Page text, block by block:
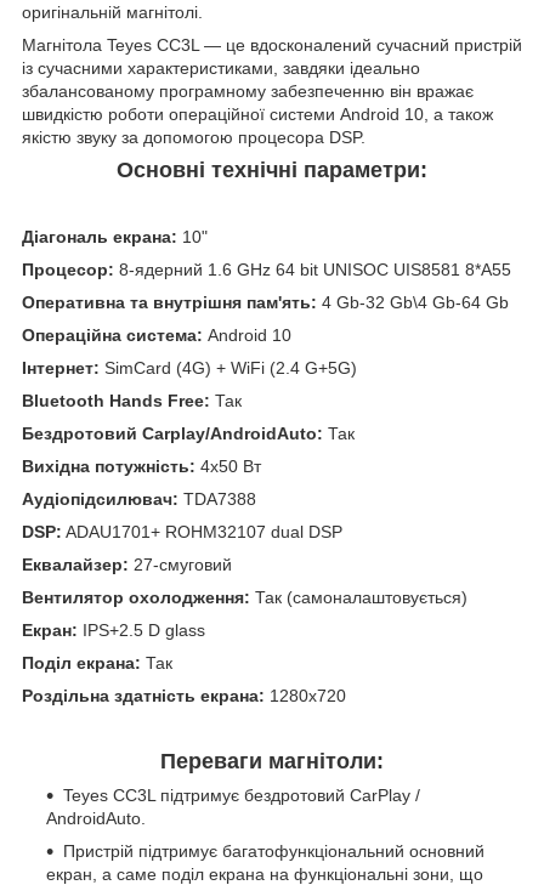
оригінальній магнітолі.
Магнітола Teyes CC3L — це вдосконалений сучасний пристрій
із сучасними характеристиками, завдяки ідеально
збалансованому програмному забезпеченню він вражає
швидкістю роботи операційної системи Android 10, а також
якістю звуку за допомогою процесора DSP.
Основні технічні параметри:
Діагональ екрана: 10"
Процесор: 8-ядерний 1.6 GHz 64 bit UNISOC UIS8581 8*A55
Оперативна та внутрішня пам'ять: 4 Gb-32 Gb\4 Gb-64 Gb
Операційна система: Android 10
Інтернет: SimCard (4G) + WiFi (2.4 G+5G)
Bluetooth Hands Free: Так
Бездротовий Carplay/AndroidAuto: Так
Вихідна потужність: 4x50 Вт
Аудіопідсилювач: TDA7388
DSP: ADAU1701+ ROHM32107 dual DSP
Еквалайзер: 27-смуговий
Вентилятор охолодження: Так (самоналаштовується)
Екран: IPS+2.5 D glass
Поділ екрана: Так
Роздільна здатність екрана: 1280x720
Переваги магнітоли:
Teyes CC3L підтримує бездротовий CarPlay /
AndroidAuto.
Пристрій підтримує багатофункціональний основний
екран, а саме поділ екрана на функціональні зони, що